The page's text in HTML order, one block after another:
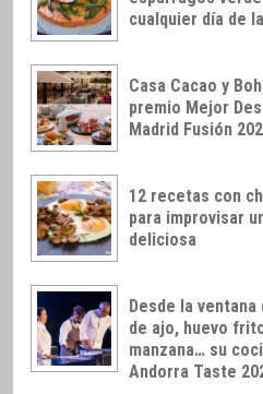
cualquier día de
Casa Cacao y
premio Mejor
Madrid Fusión
12 recetas con
para improvisar
deliciosa
Desde la
de ajo, huevo
manzana… su
Andorra Taste